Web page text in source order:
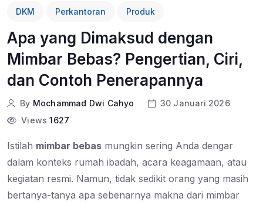
DKM Perkantoran Produk
Apa yang Dimaksud dengan
Mimbar Bebas? Pengertian, Ciri,
dan Contoh Penerapannya
By Mochammad Dwi Cahyo
30 Januari 2026
Views 1627
Istilah mimbar bebas mungkin sering Anda dengar
dalam konteks rumah ibadah, acara keagamaan, atau
kegiatan resmi. Namun, tidak sedikit orang yang masih
bertanya-tanya apa sebenarnya makna dari mimbar